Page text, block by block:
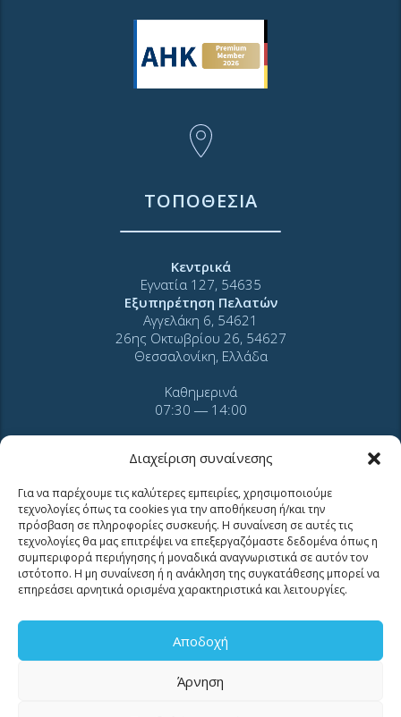
Διαχείριση συναίνεσης
Για να παρέχουμε τις καλύτερες εμπειρίες, χρησιμοποιούμε
τεχνολογίες όπως τα cookies για την αποθήκευση ή/και την
πρόσβαση σε πληροφορίες συσκευής. Η συναίνεση σε αυτές τις
τεχνολογίες θα μας επιτρέψει να επεξεργαζόμαστε δεδομένα όπως η
συμπεριφορά περιήγησης ή μοναδικά αναγνωριστικά σε αυτόν τον
ιστότοπο. Η μη συναίνεση ή η ανάκληση της συγκατάθεσης μπορεί να
επηρεάσει αρνητικά ορισμένα χαρακτηριστικά και λειτουργίες.
Αποδοχή
Άρνηση
ΤΟΠΟΘΕΣΙΑ
Κεντρικά
Εγνατία 127, 54635
Εξυπηρέτηση Πελατών
Αγγελάκη 6, 54621
26ης Οκτωβρίου 26, 54627
Θεσσαλονίκη, Ελλάδα
Καθημερινά
07:30 ― 14:00
ΕΠΙΚΟΙΝΩΝΙΑ
Τηλ. 2310 966600
για βλάβες καλέστε
11124